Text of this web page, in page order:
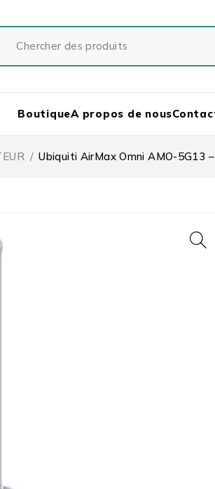
BoutiqueA propos de nous
/ Ubiquiti AirMax Omni AMO-5G13